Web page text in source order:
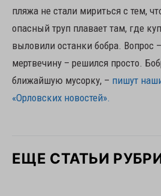
пляжа не стали мириться с тем,
опасный труп плавает там, где
выловили останки бобра. Вопрос
мертвечину – решился просто.
ближайшую мусорку, – пишут
«Орловских новостей».
ЕЩЕ СТАТЬИ